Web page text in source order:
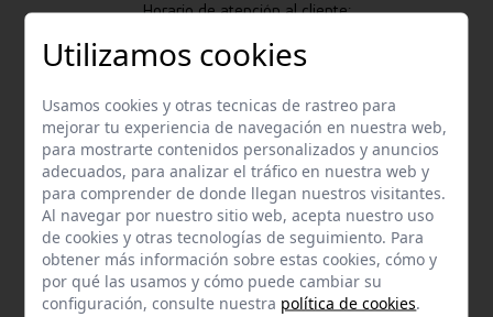
Horario de atención al cliente:
Email
Contacta con nosotros vía email
hola@welovemascotas.com
Utilizamos cookies
Usamos cookies y otras tecnicas de rastreo para
mejorar tu experiencia de navegación en nuestra web,
para mostrarte contenidos personalizados y anuncios
adecuados, para analizar el tráfico en nuestra web y
para comprender de donde llegan nuestros visitantes.
Al navegar por nuestro sitio web, acepta nuestro uso
de cookies y otras tecnologías de seguimiento. Para
obtener más información sobre estas cookies, cómo y
por qué las usamos y cómo puede cambiar su
configuración, consulte nuestra política de cookies.